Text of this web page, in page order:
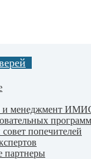
и менеджмент
программ
попечителей
партнеры